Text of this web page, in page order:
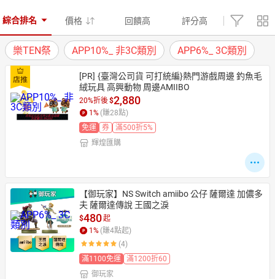
居家生活 3C家電 運動休閒 親子玩具
女裝 男裝
綜合排名 價格 回饋高 評分高
樂TEN祭 APP10%_ 非3C類別 APP6%_ 3C類別
[PR] {臺灣公司貨 可打統編}熱門游戲周邊 釣魚毛
絨玩具 高興動物 周邊AMIIBO
20%折後$2,880
1 % (賺28點)
免運
券
滿500折5%
輝煌匯購
【御玩家】NS Switch amiibo 公仔 薩爾達 加儂多
夫 薩爾達傳說 王國之淚
$480起
1 % (賺4點起)
(4)
滿1100免運
滿1200折60
御玩家